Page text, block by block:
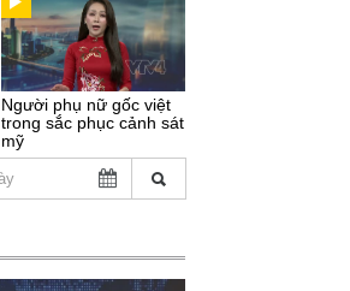
Người phụ nữ gốc việt
trong sắc phục cảnh sát
mỹ